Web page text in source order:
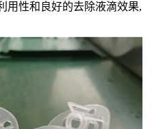
用性和良好的去除液滴效果,